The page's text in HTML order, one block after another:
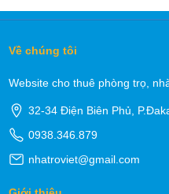
Về chúng tôi
Website cho thuê phòng trọ,
32-34 Điện Biên Phủ,
0938.346.879
nhatroviet@gmail.com